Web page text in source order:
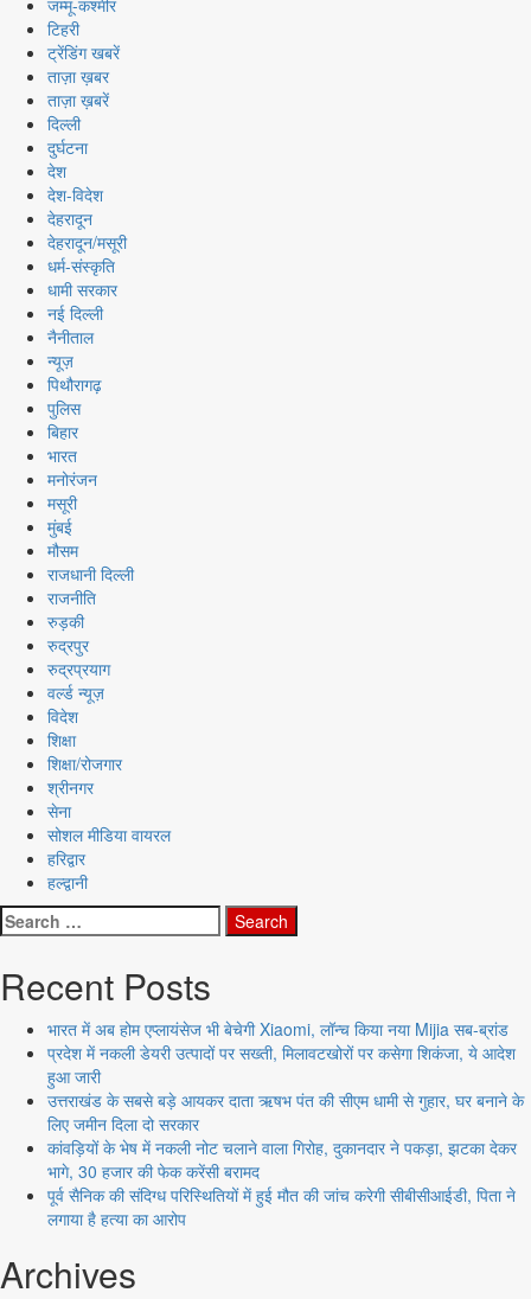
जम्मू-कश्मीर
टिहरी
ट्रेंडिंग खबरें
ताज़ा ख़बर
ताज़ा ख़बरें
दिल्ली
दुर्घटना
देश
देश-विदेश
देहरादून
देहरादून/मसूरी
धर्म-संस्कृति
धामी सरकार
नई दिल्ली
नैनीताल
न्यूज़
पिथौरागढ़
पुलिस
बिहार
भारत
मनोरंजन
मसूरी
मुंबई
मौसम
राजधानी दिल्ली
राजनीति
रुड़की
रुद्रपुर
रुद्रप्रयाग
वर्ल्ड न्यूज़
विदेश
शिक्षा
शिक्षा/रोजगार
श्रीनगर
सेना
सोशल मीडिया वायरल
हरिद्वार
हल्द्वानी
Search
for:
Recent Posts
भारत में अब होम एप्लायंसेज भी बेचेगी Xiaomi, लॉन्च किया नया Mijia सब-ब्रांड
प्रदेश में नकली डेयरी उत्पादों पर सख्ती, मिलावटखोरों पर कसेगा शिकंजा, ये आदेश
हुआ जारी
उत्तराखंड के सबसे बड़े आयकर दाता ऋषभ पंत की सीएम धामी से गुहार, घर बनाने के
लिए जमीन दिला दो सरकार
कांवड़ियों के भेष में नकली नोट चलाने वाला गिरोह, दुकानदार ने पकड़ा, झटका देकर
भागे, 30 हजार की फेक करेंसी बरामद
पूर्व सैनिक की संदिग्ध परिस्थितियों में हुई मौत की जांच करेगी सीबीसीआईडी, पिता ने
लगाया है हत्या का आरोप
Archives